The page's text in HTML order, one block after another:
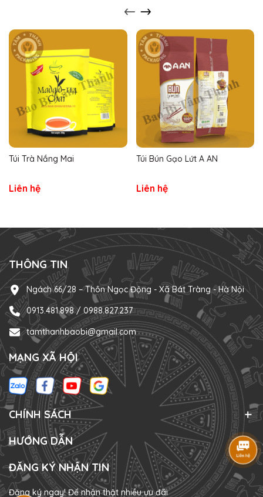
Túi Trà Nắng Mai
Liên hệ
Túi Bún Gạo Lứt A AN
Liên hệ
THÔNG TIN
Ngách 66/28 – Thôn Ngọc Động - Xã Bát Tràng - Hà Nội
0913.481.898 / 0988.827.237
tamthanhbaobi@gmail.com
MẠNG XÃ HỘI
CHÍNH SÁCH
HƯỚNG DẪN
ĐĂNG KÝ NHẬN TIN
Đăng ký ngay! Để nhận thật nhiều ưu đãi